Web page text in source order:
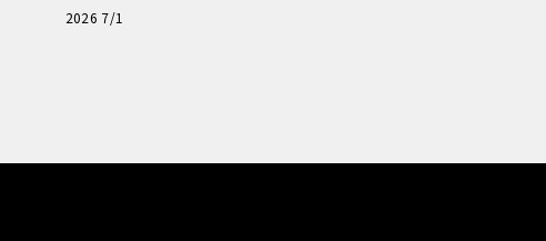
極的アプローチ」
2026 7/1